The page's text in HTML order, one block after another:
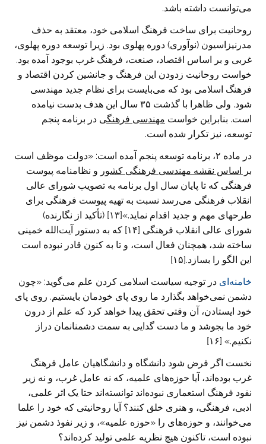
می‌توانست داشته باشد.
روحانیت برای ساخت فرهنگ اسلامی خود، معتقد به حذف
مدرنیزاسیون (نوآوری) دوره پهلوی بود. زیرا توسعه دوره پهلوی،
غربی و بر اساس اقتصاد، صنعت، فرهنگ غرب بوجود آمده بود.
خواست روحانیت زدودن این فرهنگ و جانشین کردن اقتصاد و
فرهنگ اسلامی بود که می‌بایست برای نظام جدید مهندسی
شود. ولی ظاهرا با گذشت ۳۵ سال این هدف بدست نیامده
است. بنابراین خواست مهندسی فرهنگی در برنامه پنجم
توسعه، نیز تکرار شده است.
در ماده ۲، برنامه توسعه پنجم آمده است: «دولت موظف است
بر اساس نقشه مهندسی فرهنگی کشور و نظامنامه پیوست
فرهنگی که تا پایان سال اول برنامه به تصویب شورای عالی
انقلاب فرهنگی می‌رسد نسبت به تهیه پیوست فرهنگی برای
طرحهای مهم و جدید اقدام نماید.»[۱۳] (تأکید از نگارنده)
شورای عالی انقلاب فرهنگی [۱۴] که به دستور آیت‌الله خمینی
ساخته شد، همچنان فعال است، و تا به کنون قادر نبوده است
این الگو را بسازد.[۱۵]
خامنه‌ای در توجیه سیاست اسلامی کردن علم می‌گوید: «چون
دشمن نمی‌خواهد بگذارد ما روی پای خودمان بایستیم. روی پای
خود ایستادن، آن وقتی تحقق پیدا خواهد کرد که علم از درون
خود ما بجوشد و ما دست گدایی به سمت دشمنانمان دراز
نکنیم.» [۱۶]
نخست اگر فرض شود دانشگاه و دانشگاهیان عامل فرهنگ
غرب بوده‌اند، آیا حوزه‌های علمیه، که نه عامل غرب، و نه زیر
نفود فرهنگ استعماری نبوده‌اند توانسته‌اند حتا یک اثر علمی،
ادبی، فرهنگی، و هنری خلق کنند؟ آیا روحانیتی که خود را علما
می‌خوانند، و حوزه‌های را «حوزه علمیه»، و زیر نفوذ دشمن نیز
نبوده است، تاکنون هیچ نظریه علمی تولید کرده‌اند؟